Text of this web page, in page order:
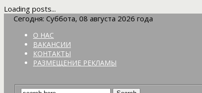
Loading posts...
Сегодня: Суббота, 08 августа 2026 года
О НАС
ВАКАНСИИ
КОНТАКТЫ
РАЗМЕЩЕНИЕ РЕКЛАМЫ